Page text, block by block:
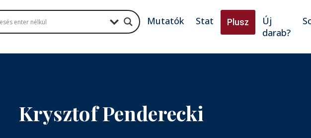
Mutatók Stat Plusz
Új
darab?
Krysztof Penderecki